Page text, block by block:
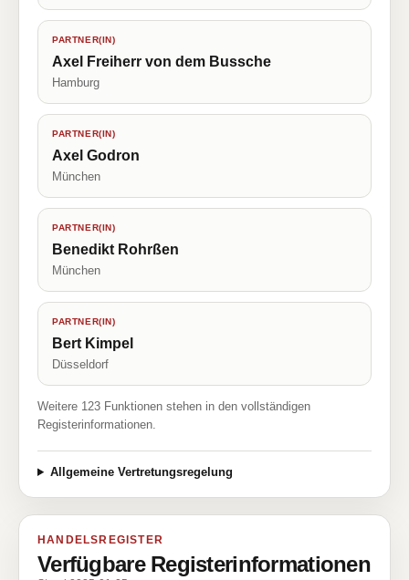
PARTNER(IN)
Axel Freiherr von dem Bussche
Hamburg
PARTNER(IN)
Axel Godron
München
PARTNER(IN)
Benedikt Rohrßen
München
PARTNER(IN)
Bert Kimpel
Düsseldorf
Weitere 123 Funktionen stehen in den vollständigen
Registerinformationen.
Allgemeine Vertretungsregelung
HANDELSREGISTER
Verfügbare Registerinformationen